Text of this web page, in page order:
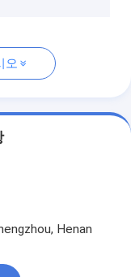
오
Henan